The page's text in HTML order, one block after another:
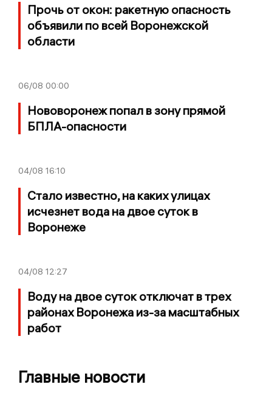
Прочь от окон: ракетную опасность
объявили по всей Воронежской
области
06/08 00:00
Нововоронеж попал в зону прямой
БПЛА-опасности
04/08 16:10
Стало известно, на каких улицах
исчезнет вода на двое суток в
Воронеже
04/08 12:27
Воду на двое суток отключат в трех
районах Воронежа из-за масштабных
работ
Главные новости